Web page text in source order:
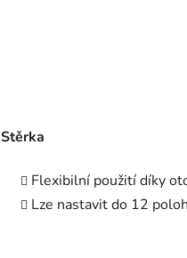
Stěrka
Flexibilní použití díky
Lze nastavit do 12 poloh